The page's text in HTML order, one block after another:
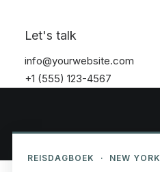
Let's talk
info@yourwebsite.com
+1 (555) 123-4567
REISDAGBOEK · NEW YORK